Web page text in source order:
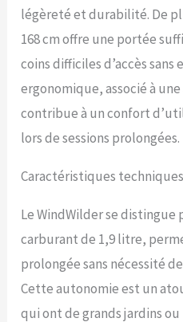
le
【
légèreté et durabilité. De
168 cm offre une portée
coins difficiles d’accès sans
ergonomique, associé à
contribue à un confort
lors de sessions prolongées.
Caractéristiques techniques
Le WindWilder se distingue
carburant de 1,9 litre,
prolongée sans nécessité
Cette autonomie est un
qui ont de grands jardins